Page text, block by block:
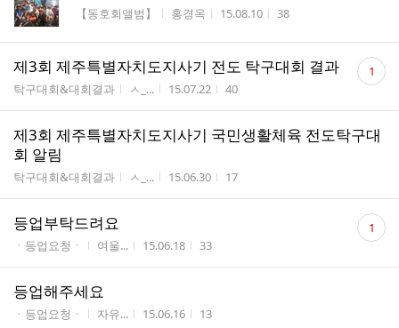
게시판명
【동호회앨범】 작성자
홍경옥 작성시간
15.08.10 조회수
38
제3회 제주특별자치도지사기 전도 탁구대회 결과
게시판명
탁구대회&대회결과 작성자
ㅅ_... 작성시간
15.07.22 조회수
40
댓
글 1
제3회 제주특별자치도지사기 국민생활체육 전도탁구대
회 알림
게시판명
탁구대회&대회결과 작성자
ㅅ_... 작성시간
15.06.30 조회수
17
등업부탁드려요
게시판명
ㆍ등업요청ㆍ 작성자
여울... 작성시간
15.06.18 조회수
33
댓
글 1
등업해주세요
게시판명
ㆍ등업요청ㆍ 작성자
자유... 작성시간
15.06.16 조회수
13